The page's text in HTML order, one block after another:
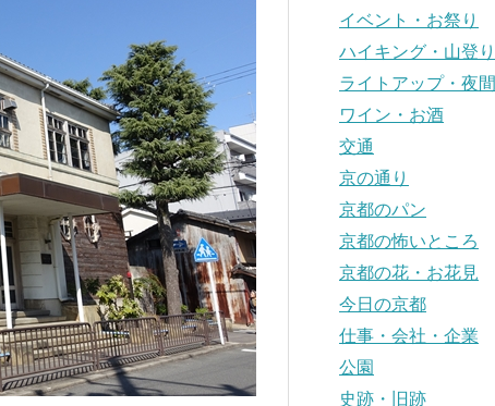
イベント・お祭り
ハイキング・山登り
ライトアップ・夜
ワイン・お酒
交通
京の通り
京都のパン
京都の怖いところ
京都の花・お花見
今日の京都
仕事・会社・企業
公園
史跡・旧跡